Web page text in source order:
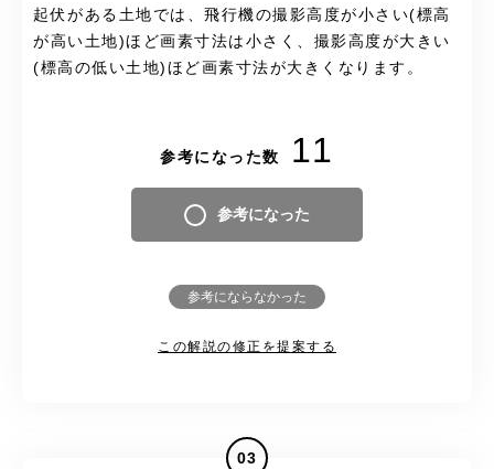
起伏がある土地では、飛行機の撮影高度が小さい(標高
が高い土地)ほど画素寸法は小さく、撮影高度が大きい
(標高の低い土地)ほど画素寸法が大きくなります。
参考になった数 11
参考になった
参考にならなかった
この解説の修正を提案する
03